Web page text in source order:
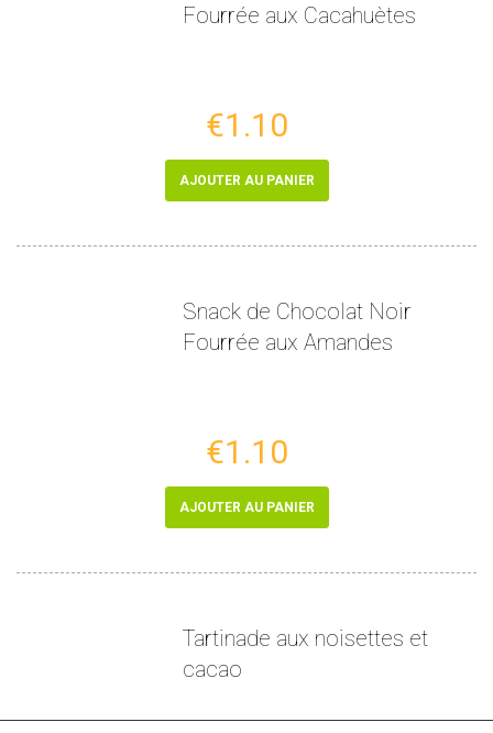
Fourrée aux Cacahuètes
€1.10
AJOUTER AU PANIER
Snack de Chocolat Noir
Fourrée aux Amandes
€1.10
AJOUTER AU PANIER
Tartinade aux noisettes et
cacao